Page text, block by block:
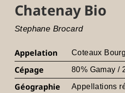
Chatenay Bio
Stephane Brocard
Appelation Coteaux
Cépage 80% Gamay /
Géographie Appellations